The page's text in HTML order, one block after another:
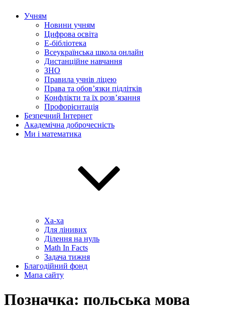
Учням
Новини учням
Цифрова освіта
E-бібліотека
Всеукраїнська школа онлайн
Дистанційне навчання
ЗНО
Правила учнів ліцею
Права та обов’язки підлітків
Конфлікти та їх розв’язання
Профорієнтація
Безпечний Інтернет
Академічна доброчесність
Ми і математика
Ха-ха
Для лінивих
Ділення на нуль
Math In Facts
Задача тижня
Благодійний фонд
Мапа сайту
Позначка: польська мова